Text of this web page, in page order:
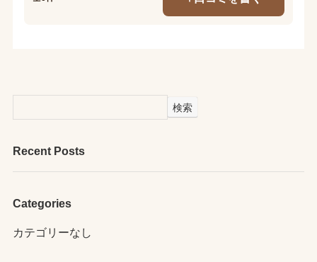
検索
Recent Posts
Categories
カテゴリーなし